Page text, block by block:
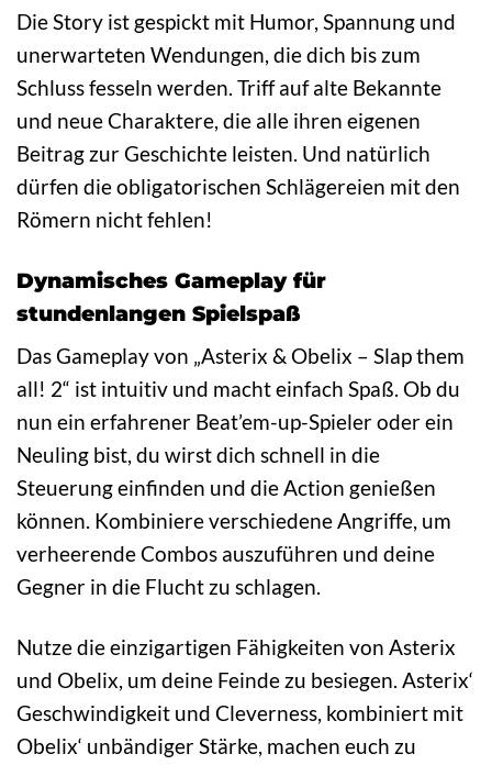
Die Story ist gespickt mit Humor, Spannung und
unerwarteten Wendungen, die dich bis zum
Schluss fesseln werden. Triff auf alte Bekannte
und neue Charaktere, die alle ihren eigenen
Beitrag zur Geschichte leisten. Und natürlich
dürfen die obligatorischen Schlägereien mit den
Römern nicht fehlen!
Dynamisches Gameplay für
stundenlangen Spielspaß
Das Gameplay von „Asterix & Obelix – Slap them
all! 2“ ist intuitiv und macht einfach Spaß. Ob du
nun ein erfahrener Beat’em-up-Spieler oder ein
Neuling bist, du wirst dich schnell in die
Steuerung einfinden und die Action genießen
können. Kombiniere verschiedene Angriffe, um
verheerende Combos auszuführen und deine
Gegner in die Flucht zu schlagen.
Nutze die einzigartigen Fähigkeiten von Asterix
und Obelix, um deine Feinde zu besiegen. Asterix‘
Geschwindigkeit und Cleverness, kombiniert mit
Obelix‘ unbändiger Stärke, machen euch zu